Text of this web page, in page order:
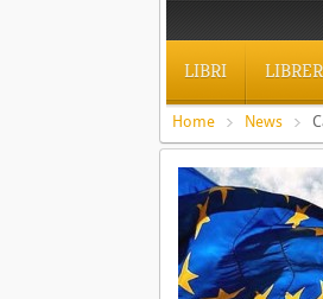
LIBRI
Home News